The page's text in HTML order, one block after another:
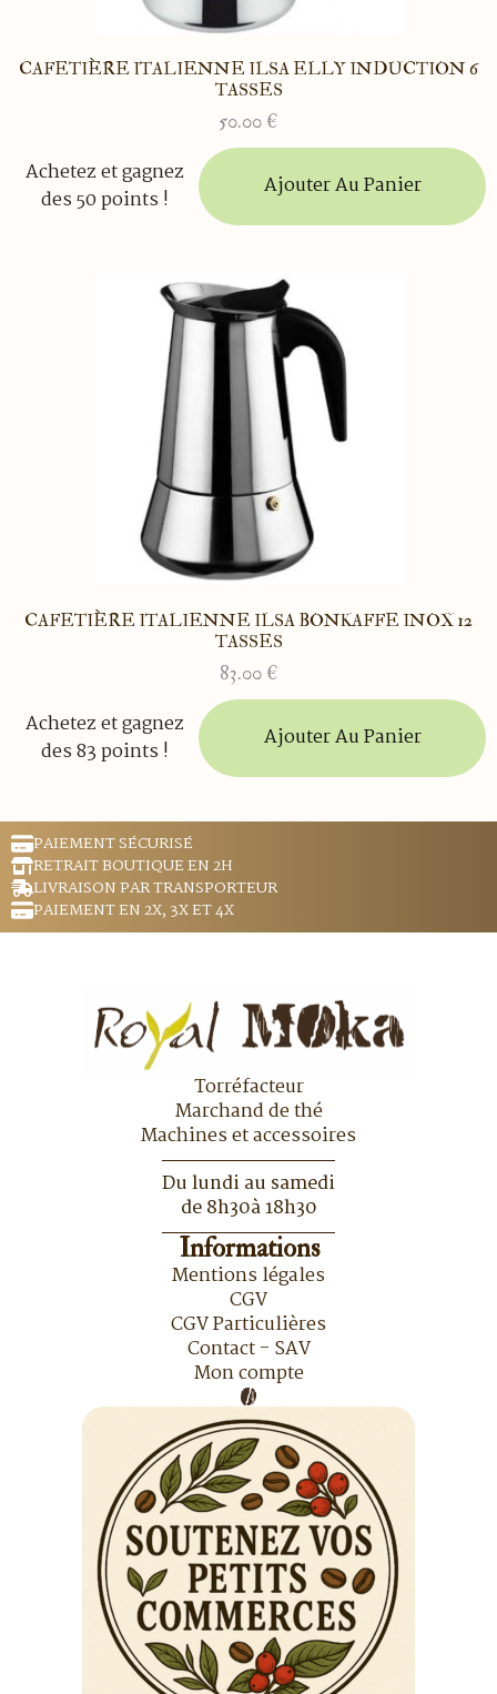
CAFETIÈRE ITALIENNE ILSA ELLY INDUCTION 6
TASSES
50.00 €
Achetez et gagnez
des 50 points !
Ajouter Au Panier
CAFETIÈRE ITALIENNE ILSA BONKAFFE INOX 12
TASSES
83.00 €
Achetez et gagnez
des 83 points !
Ajouter Au Panier
PAIEMENT SÉCURISÉ
RETRAIT BOUTIQUE EN 2H
LIVRAISON PAR TRANSPORTEUR
PAIEMENT EN 2X, 3X ET 4X
Torréfacteur
Marchand de thé
Machines et accessoires
Du lundi au samedi
de 8h30à 18h30
Informations
Mentions légales
CGV
CGV Particulières
Contact - SAV
Mon compte